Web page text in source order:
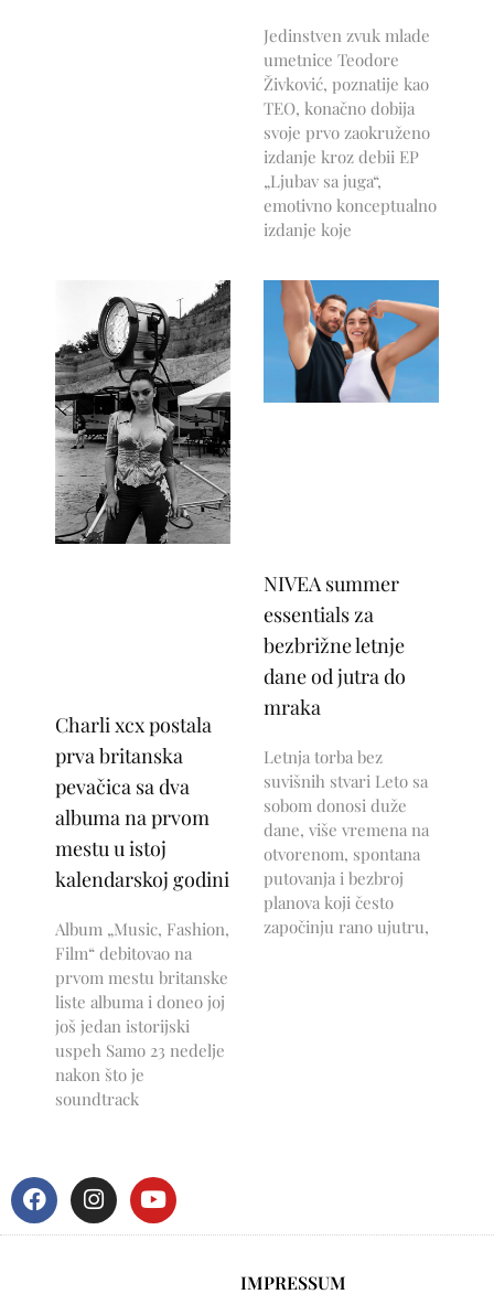
Jedinstven zvuk mlade
umetnice Teodore
Živković, poznatije kao
TEO, konačno dobija
svoje prvo zaokruženo
izdanje kroz debii EP
„Ljubav sa juga“,
emotivno konceptualno
izdanje koje
Charli xcx postala
prva britanska
pevačica sa dva
albuma na prvom
mestu u istoj
kalendarskoj godini
Album „Music, Fashion,
Film“ debitovao na
prvom mestu britanske
liste albuma i doneo joj
još jedan istorijski
uspeh Samo 23 nedelje
nakon što je
soundtrack
NIVEA summer
essentials za
bezbrižne letnje
dane od jutra do
mraka
Letnja torba bez
suvišnih stvari Leto sa
sobom donosi duže
dane, više vremena na
otvorenom, spontana
putovanja i bezbroj
planova koji često
započinju rano ujutru,
IMPRESSUM